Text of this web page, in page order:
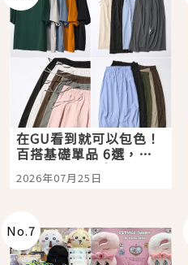
在GU看到就可以包色！
百搭基礎單品 6選，閉
眼全收也不心疼
2026年07月25日
No.7